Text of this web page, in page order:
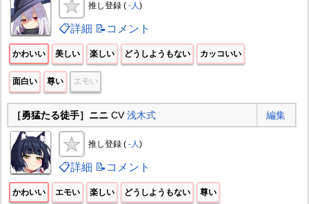
推し登録 ( -人)
📋詳細 📝コメント
かわいい 美しい 楽しい どうしようもない カッコいい
面白い 尊い エモい
［勇猛たる徒手］ニニCV浅木式 編集
推し登録 ( -人)
📋詳細 📝コメント
かわいい エモい 楽しい どうしようもない 尊い